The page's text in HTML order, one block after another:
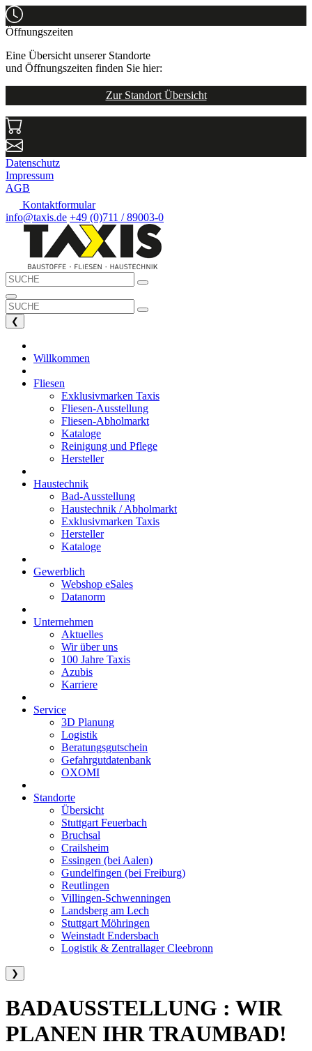
Öffnungszeiten
Eine Übersicht unserer Standorte
und Öffnungszeiten finden Sie hier:
Zur Standort Übersicht
Datenschutz
Impressum
AGB
Kontaktformular
info@taxis.de +49 (0)711 / 89003-0
❮
Willkommen
Fliesen
Exklusivmarken Taxis
Fliesen-Ausstellung
Fliesen-Abholmarkt
Kataloge
Reinigung und Pflege
Hersteller
Haustechnik
Bad-Ausstellung
Haustechnik / Abholmarkt
Exklusivmarken Taxis
Hersteller
Kataloge
Gewerblich
Webshop eSales
Datanorm
Unternehmen
Aktuelles
Wir über uns
100 Jahre Taxis
Azubis
Karriere
Service
3D Planung
Logistik
Beratungsgutschein
Gefahrgutdatenbank
OXOMI
Standorte
Übersicht
Stuttgart Feuerbach
Bruchsal
Crailsheim
Essingen (bei Aalen)
Gundelfingen (bei Freiburg)
Reutlingen
Villingen-Schwenningen
Landsberg am Lech
Stuttgart Möhringen
Weinstadt Endersbach
Logistik & Zentrallager Cleebronn
❯
BADAUSSTELLUNG : WIR
PLANEN IHR TRAUMBAD!